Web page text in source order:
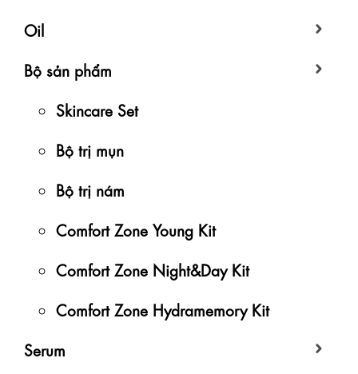
Oil
Bộ sản phẩm
Skincare Set
Bộ trị mụn
Bộ trị nám
Comfort Zone Young Kit
Comfort Zone Night&Day Kit
Comfort Zone Hydramemory Kit
Serum